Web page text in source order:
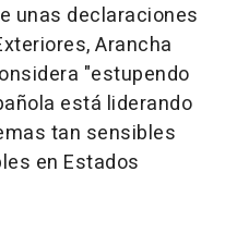
unas declaraciones
Arancha
"estupendo
está liderando
tan sensibles
en Estados